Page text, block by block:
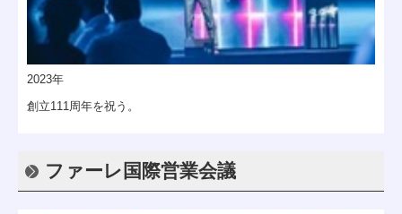
2023年
創立111周年を祝う。
ファーレ国際営業会議